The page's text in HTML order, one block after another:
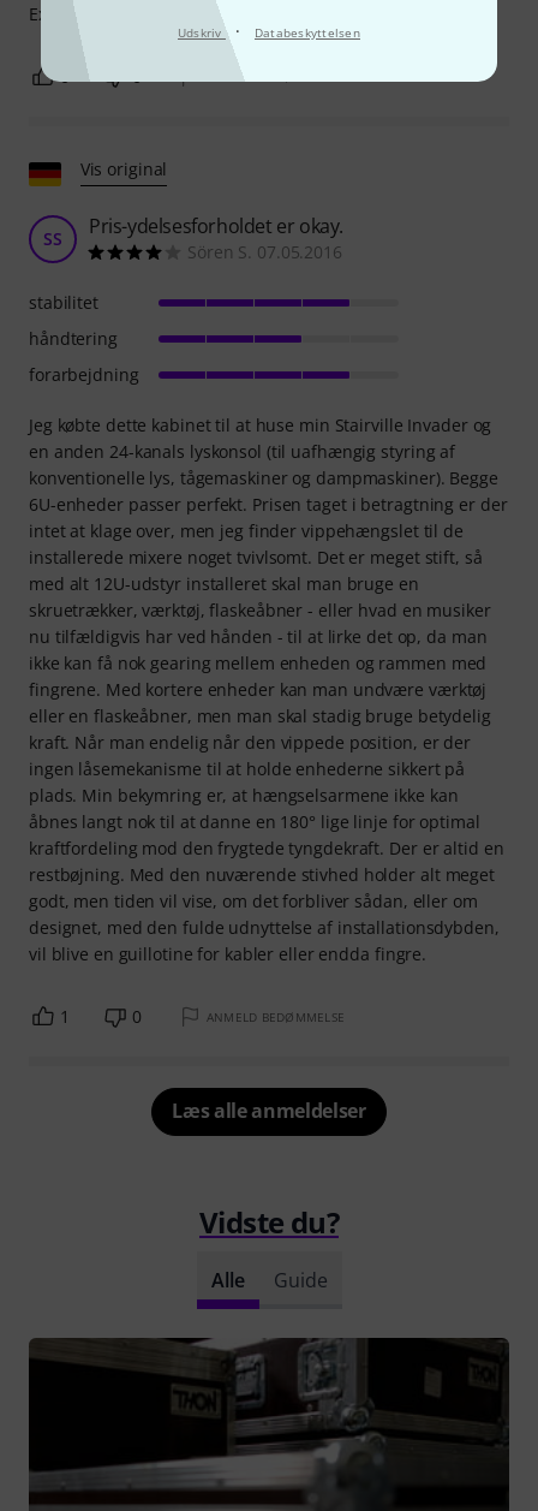
Udskriv · Databeskyttelsen
Excellent strong case for a mixing desk
ANMELD BEDØMMELSE
Vis original
SS Pris-ydelsesforholdet er okay.
Sören S. 07.05.2016
Jeg købte dette kabinet til at huse min Stairville Invader og
en anden 24-kanals lyskonsol (til uafhængig styring af
konventionelle lys, tågemaskiner og dampmaskiner). Begge
6U-enheder passer perfekt. Prisen taget i betragtning er der
intet at klage over, men jeg finder vippehængslet til de
installerede mixere noget tvivlsomt. Det er meget stift, så
med alt 12U-udstyr installeret skal man bruge en
skruetrækker, værktøj, flaskeåbner - eller hvad en musiker
nu tilfældigvis har ved hånden - til at lirke det op, da man
ikke kan få nok gearing mellem enheden og rammen med
fingrene. Med kortere enheder kan man undvære værktøj
eller en flaskeåbner, men man skal stadig bruge betydelig
kraft. Når man endelig når den vippede position, er der
ingen låsemekanisme til at holde enhederne sikkert på
plads. Min bekymring er, at hængselsarmene ikke kan
åbnes langt nok til at danne en 180° lige linje for optimal
kraftfordeling mod den frygtede tyngdekraft. Der er altid en
restbøjning. Med den nuværende stivhed holder alt meget
godt, men tiden vil vise, om det forbliver sådan, eller om
designet, med den fulde udnyttelse af installationsdybden,
vil blive en guillotine for kabler eller endda fingre.
stabilitet
håndtering
forarbejdning
1 0 ANMELD BEDØMMELSE
Læs alle anmeldelser
Vidste du?
Alle Guide